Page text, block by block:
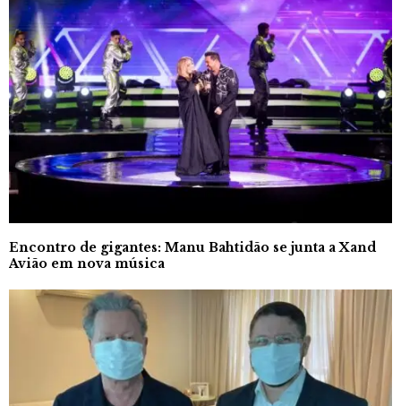
Encontro de gigantes: Manu Bahtidão se junta a Xand
Avião em nova música